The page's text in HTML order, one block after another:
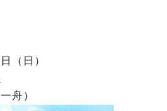
（日）
舟）